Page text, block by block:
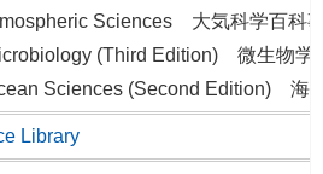
Sciences 大気科学百科
(Third Edition) 微生物学
Sciences (Second Edition) 海
Library